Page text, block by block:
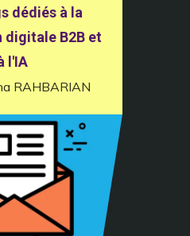
dédiés à la
digitale B2B et
l'IA
RAHBARIAN